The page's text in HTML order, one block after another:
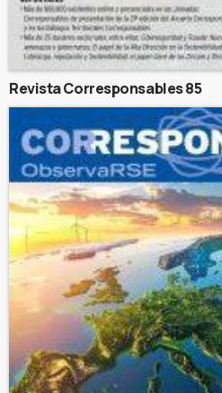
Revista Corresponsables 85